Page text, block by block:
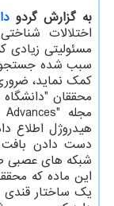
به گزارش گردو
اختلالات
مسئولیتی زیادی
سبب شده جستجوی
کمک نماید،
محققان "دانشگاه
هیدروژل اطلاع
دست دادن
شبکه های عصبی
یک ساختار